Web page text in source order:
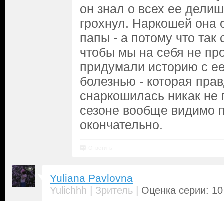
он знал о всех ее
грохнул. Наркошей она
папы - а потому что так
чтобы мы на себя не
придумали историю с
болезнью - которая
снаркошилась никак не
сезоне вообще видимо
окончательно.
Yuliana Pavlovna
Yulichhh | Зритель | Оценка серии: